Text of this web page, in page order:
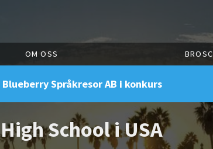
OM OSS
Blueberry Språkresor AB i konkurs
High School i USA